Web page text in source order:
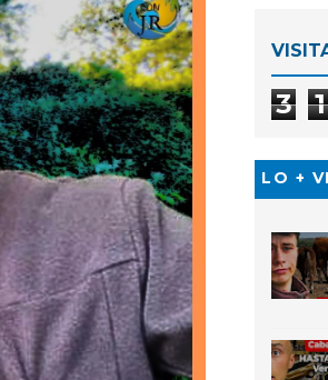
3 1
LO +